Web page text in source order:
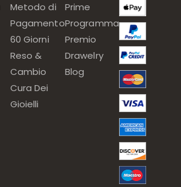
Metodo di
Pagamento
60 Giorni
Reso &
Cambio
Cura Dei
Gioielli
Prime
Programma
Premio
Drawelry
Blog